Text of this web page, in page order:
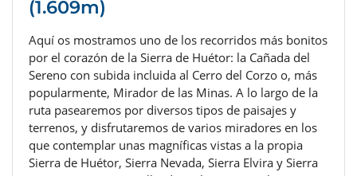
(1.609m)
Aquí os mostramos uno de los recorridos más bonitos
por el corazón de la Sierra de Huétor: la Cañada del
Sereno con subida incluida al Cerro del Corzo o, más
popularmente, Mirador de las Minas. A lo largo de la
ruta pasearemos por diversos tipos de paisajes y
terrenos, y disfrutaremos de varios miradores en los
que contemplar unas magníficas vistas a la propia
Sierra de Huétor, Sierra Nevada, Sierra Elvira y Sierra